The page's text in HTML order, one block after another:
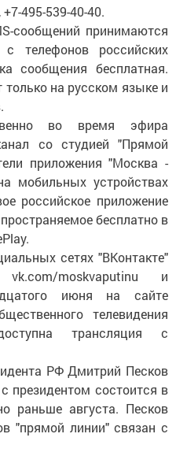
495-539-40-40.
сообщений принимаются
телефонов российских
сообщения бесплатная.
на русском языке и
во время эфира
со студией "Прямой
приложения "Москва -
мобильных устройствах
российское приложение
бесплатно в
сетях "ВКонтакте"
moskvaputinu и
июня на сайте
телевидения
трансляция с
РФ Дмитрий Песков
президентом состоится в
раньше августа. Песков
"прямой линии" связан с